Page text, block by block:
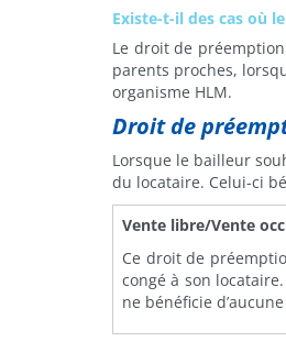
Existe-t-il des cas où
Le droit de
parents proches,
organisme HLM.
Droit de
Lorsque le bailleur
du locataire. Celui-ci
Vente libre/Vente
Ce droit de
congé à son
ne bénéficie